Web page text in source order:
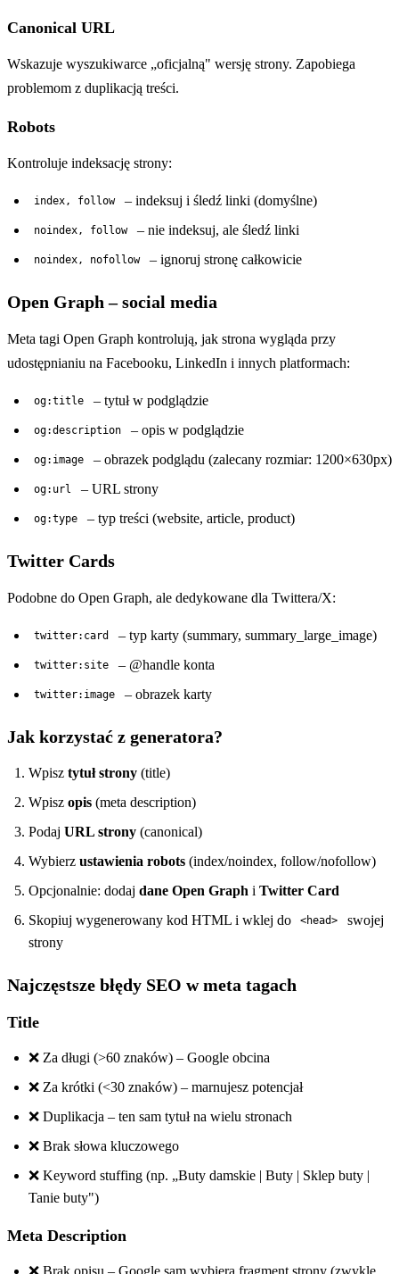
Canonical URL
Wskazuje wyszukiwarce „oficjalną" wersję strony. Zapobiega
problemom z duplikacją treści.
Robots
Kontroluje indeksację strony:
index, follow – indeksuj i śledź linki (domyślne)
noindex, follow – nie indeksuj, ale śledź linki
noindex, nofollow – ignoruj stronę całkowicie
Open Graph – social media
Meta tagi Open Graph kontrolują, jak strona wygląda przy
udostępnianiu na Facebooku, LinkedIn i innych platformach:
og:title – tytuł w podglądzie
og:description – opis w podglądzie
og:image – obrazek podglądu (zalecany rozmiar: 1200×630px)
og:url – URL strony
og:type – typ treści (website, article, product)
Twitter Cards
Podobne do Open Graph, ale dedykowane dla Twittera/X:
twitter:card – typ karty (summary, summary_large_image)
twitter:site – @handle konta
twitter:image – obrazek karty
Jak korzystać z generatora?
Wpisz tytuł strony (title)
Wpisz opis (meta description)
Podaj URL strony (canonical)
Wybierz ustawienia robots (index/noindex, follow/nofollow)
Opcjonalnie: dodaj dane Open Graph i Twitter Card
Skopiuj wygenerowany kod HTML i wklej do
<head>
swojej
strony
Najczęstsze błędy SEO w meta tagach
Title
❌ Za długi (>60 znaków) – Google obcina
❌ Za krótki (<30 znaków) – marnujesz potencjał
❌ Duplikacja – ten sam tytuł na wielu stronach
❌ Brak słowa kluczowego
❌ Keyword stuffing (np. „Buty damskie | Buty | Sklep buty |
Tanie buty")
Meta Description
❌ Brak opisu – Google sam wybiera fragment strony (zwykle